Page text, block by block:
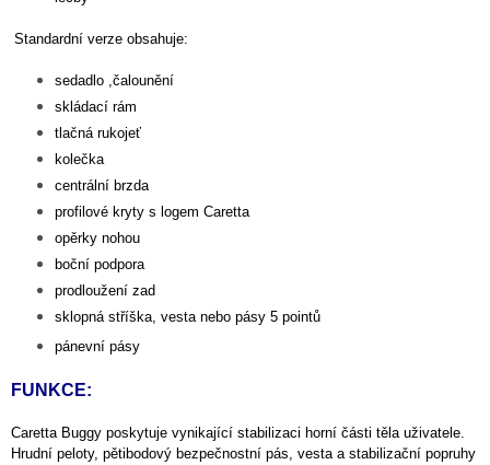
Standardní verze obsahuje:
sedadlo ,čalounění
skládací rám
tlačná rukojeť
kolečka
centrální brzda
profilové kryty s logem Caretta
opěrky nohou
boční podpora
prodloužení zad
sklopná stříška, vesta nebo pásy 5 pointů
pánevní pásy
FUNKCE:
Caretta Buggy poskytuje vynikající stabilizaci horní části těla uživatele.
Hrudní peloty, pětibodový bezpečnostní pás, vesta a stabilizační popruhy